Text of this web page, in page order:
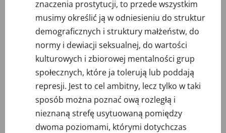
znaczenia prostytucji, to przede wszystkim
musimy określić ją w odniesieniu do struktur
demograficznych i struktury małżeństw, do
normy i dewiacji seksualnej, do wartości
kulturowych i zbiorowej mentalności grup
społecznych, które ja tolerują lub poddają
represji. Jest to cel ambitny, lecz tylko w taki
sposób można poznać ową rozległą i
nieznaną strefę usytuowaną pomiędzy
dwoma poziomami, którymi dotychczas